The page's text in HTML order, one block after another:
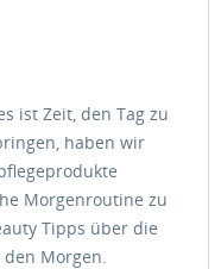
ist Zeit, den Tag zu
haben wir
Morgenroutine zu
Tipps über die
Morgen.